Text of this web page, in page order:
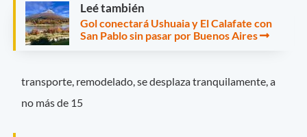
Leé también
Gol conectará Ushuaia y El Calafate con
San Pablo sin pasar por Buenos Aires
transporte, remodelado, se desplaza tranquilamente, a
no más de 15